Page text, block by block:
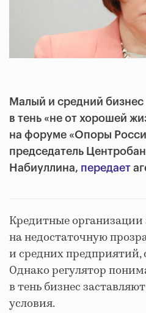
Малый и средний бизнес
в тень «не от хорошей
на форуме «Опоры
председатель
Набиуллина, передает
Кредитные
на недостаточную
и средних предприятий,
Однако регулятор
в тень бизнес
условия.